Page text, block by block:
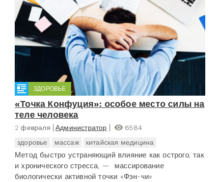
ЗДОРОВЬЕ
«Точка Конфуция»: особое место силы на
теле человека
2 февраля Администратор
6584
здоровье
массаж китайская медицина
Метод быстро устраняющий влияние как острого, так
и хронического стресса, — массирование
биологически активной точки «Фэн-чи»